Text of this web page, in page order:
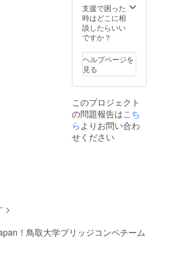
きます。 報告会
では、チームの
これまでの動き
についてや大会
した橋について
など事細かく紹
介する予定で
す。一般の方で
もわかりやすい
説明を心がけま
す。 報告会の場
所は鳥取大学湖
山キャンパス広
報センター１階
ついては負担が
支援で困った
時はどこに相
談したらいい
ですか？
ヘルプページを
見る
このプロジェクト
の問題報告はこち
ら よりお問い合わ
せください
>
！鳥取大学ブリッジコンペチーム